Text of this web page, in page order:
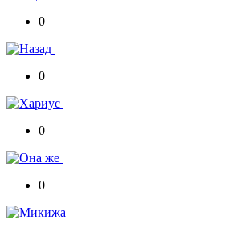
0
0
0
0